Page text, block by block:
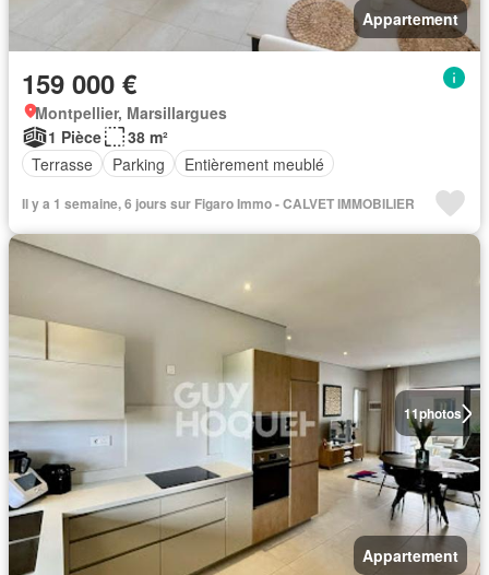
Appartement
159 000 €
Montpellier, Marsillargues
1 Pièce
38 m²
Terrasse
Parking Entièrement meublé
Il y a 1 semaine, 6 jours sur Figaro Immo - CALVET IMMOBILIER
11photos
Appartement